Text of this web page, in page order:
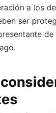
a los
ser